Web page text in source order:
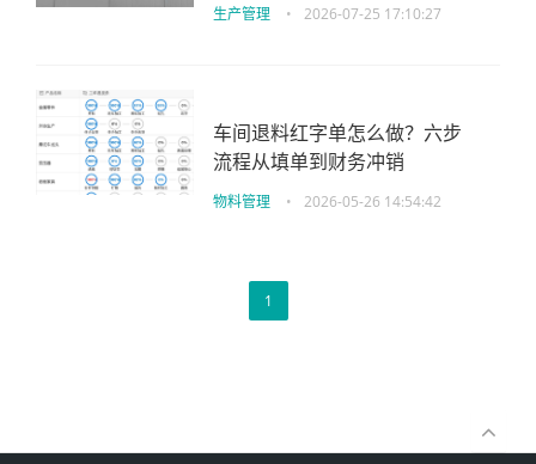
生产管理 • 2026-07-25 17:10:27
车间退料红字单怎么做？六步
流程从填单到财务冲销
物料管理 • 2026-05-26 14:54:42
1